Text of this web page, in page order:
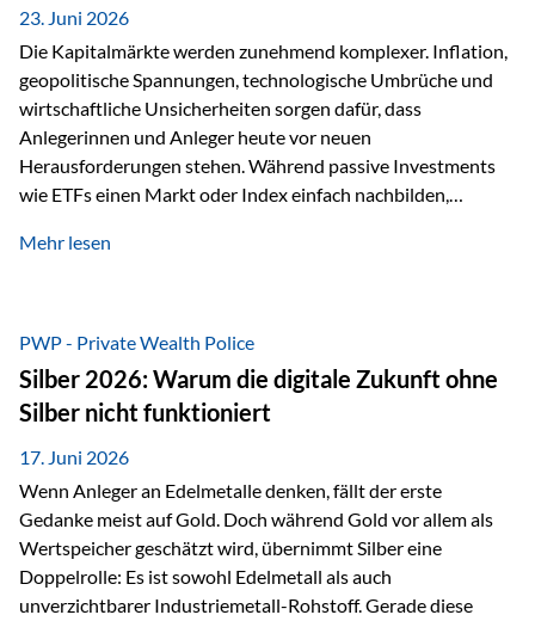
Der massive Aufwand hinter einem winzigen…
23. Juni 2026
Die Kapitalmärkte werden zunehmend komplexer. Inflation,
geopolitische Spannungen, technologische Umbrüche und
wirtschaftliche Unsicherheiten sorgen dafür, dass
Anlegerinnen und Anleger heute vor neuen
Herausforderungen stehen. Während passive Investments
wie ETFs einen Markt oder Index einfach nachbilden,
setzen auf die Expertise erfahrener Fondsmanager, die
Veränderungen geprägt ist, kann diese aktive
Herangehensweise einen entscheidenden Mehrwert bieten.
Was zeichnet aktive Fonds aus? Aktive Fonds verfolgen das
Ziel, nicht nur einen Markt abzubilden, sondern gezielt
Anlageentscheidungen zu treffen. Fondsmanager
analysieren Unternehmen,…
Mehr lesen
PWP - Private Wealth Police
Silber 2026: Warum die digitale Zukunft ohne
Silber nicht funktioniert
17. Juni 2026
Wenn Anleger an Edelmetalle denken, fällt der erste
Gedanke meist auf Gold. Doch während Gold vor allem als
Wertspeicher geschätzt wird, übernimmt Silber eine
Doppelrolle: Es ist sowohl Edelmetall als auch
unverzichtbarer Industriemetall-Rohstoff. Gerade diese